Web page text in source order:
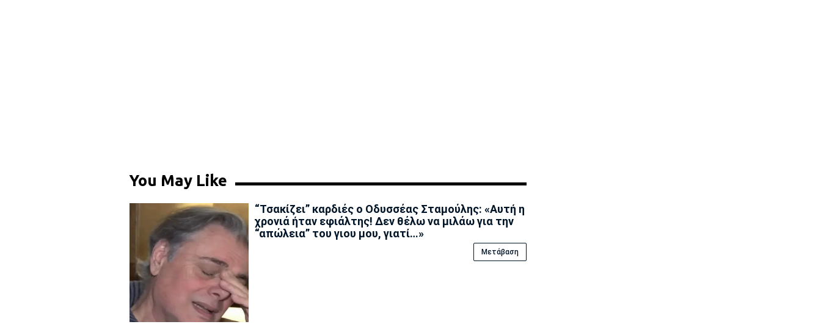
You May Like
“Τσακίζει” καρδιές ο Οδυσσέας Σταμούλης: «Αυτή η
χρονιά ήταν εφιάλτης! Δεν θέλω να μιλάω για την
“απώλεια” του γιου μου, γιατί…»
Μετάβαση